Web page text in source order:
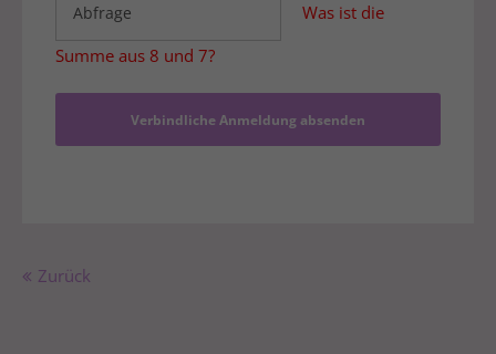
Was ist die
Summe aus 8 und 7?
Verbindliche Anmeldung absenden
Zurück